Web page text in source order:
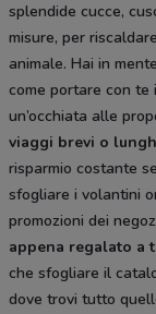
splendide cucce,
misure, per
animale. Hai in
come portare con te
un’occhiata alle
viaggi brevi o
risparmio costante
sfogliare i volantini
promozioni dei
appena regalato a
che sfogliare il
dove trovi tutto